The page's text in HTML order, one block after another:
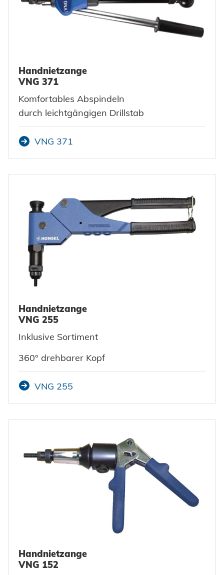
Handnietzange
VNG 371
Komfortables Abspindeln
durch leichtgängigen Drillstab
VNG 371
Handnietzange
VNG 255
Inklusive Sortiment
360° drehbarer Kopf
VNG 255
Handnietzange
VNG 152